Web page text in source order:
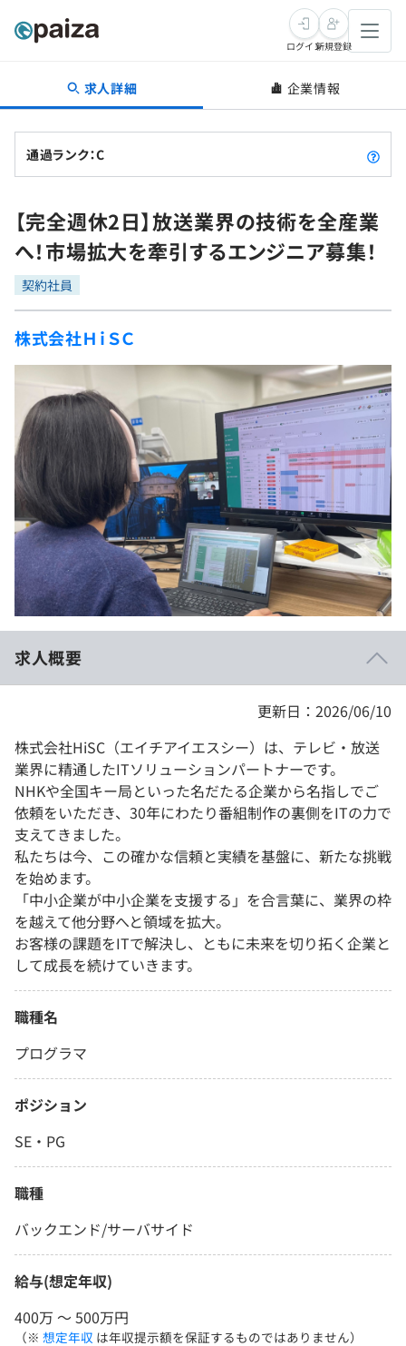
転職・キャリア
転職成功ガイド
転職エージェント
インタビュー
転職成功ガイド
新卒就活
求人検索
本選考
インターン
イベント・セミナー
インタビュー
就活成功ガイド
学習
問題集
ナレッジ
リファレンス
プラン
個人向けプラン
法人向けプラン
契約内容・クーポン
プログラミング言語
評価結果一覧
再チャレンジ結果一覧
ゲーム・マンガ
Tech Team Journal
paiza times
note
paizaとは？
ログイン新規登録
求人詳細 企業情報
通過ランク：C
【完全週休2日】放送業界の技術を全産業
へ！市場拡大を牽引するエンジニア募集！
契約社員
株式会社ＨｉＳＣ
求人概要
更新日：2026/06/10
株式会社HiSC（エイチアイエスシー）は、テレビ・放送
業界に精通したITソリューションパートナーです。
NHKや全国キー局といった名だたる企業から名指しでご
依頼をいただき、30年にわたり番組制作の裏側をITの力で
支えてきました。
私たちは今、この確かな信頼と実績を基盤に、新たな挑戦
を始めます。
「中小企業が中小企業を支援する」を合言葉に、業界の枠
を越えて他分野へと領域を拡大。
お客様の課題をITで解決し、ともに未来を切り拓く企業と
して成長を続けていきます。
職種名
プログラマ
ポジション
SE・PG
職種
バックエンド/サーバサイド
給与(想定年収)
400万 〜 500万円
（※ 想定年収 は年収提示額を保証するものではありません）